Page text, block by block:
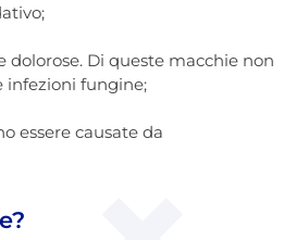
dolorose. Di queste macchie non
infezioni fungine;
essere causate da